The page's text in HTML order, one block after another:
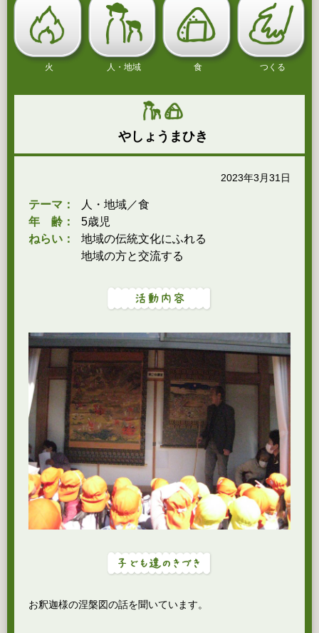
火 人・地域 食 つくる
やしょうまひき
2023年3月31日
テーマ：
人・地域／食
年 齢：
5歳児
ねらい：
地域の伝統文化にふれる
地域の方と交流する
お釈迦様の涅槃図の話を聞いています。